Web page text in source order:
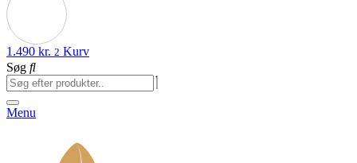
1.490 kr. 2 Kurv
Søg
Menu